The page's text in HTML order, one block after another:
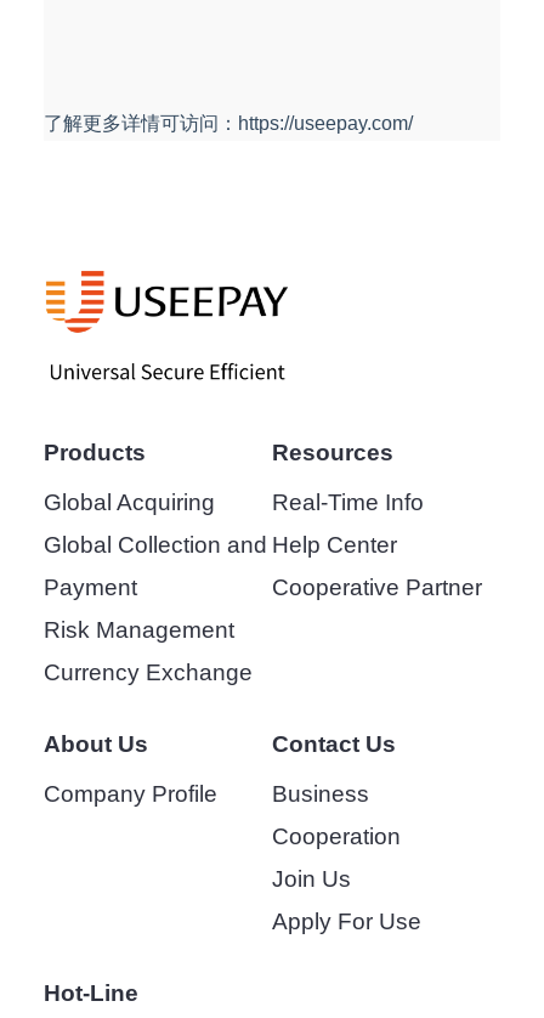
了解更多详情可访问：https://useepay.com/
Products
Global Acquiring
Global Collection and
Payment
Risk Management
Currency Exchange
Resources
Real-Time Info
Help Center
Cooperative Partner
About Us
Company Profile
Contact Us
Business
Cooperation
Join Us
Apply For Use
Hot-Line